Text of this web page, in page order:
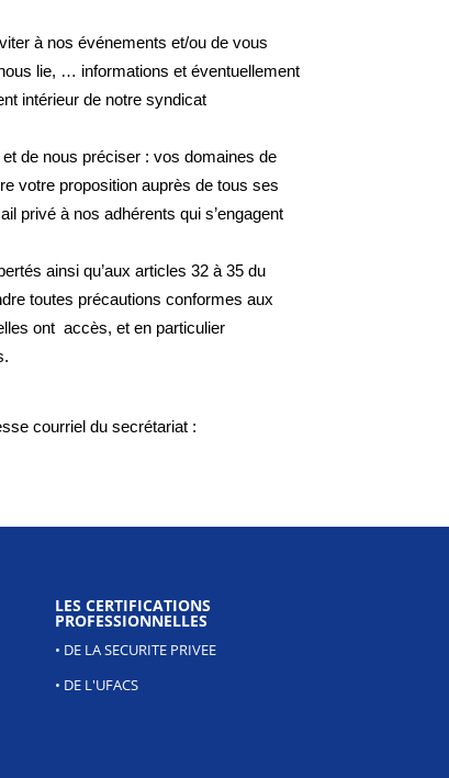
à nos événements et/ou de vous
lie, … informations et éventuellement
intérieur de notre syndicat
de nous préciser : vos domaines de
votre proposition auprès de tous ses
privé à nos adhérents qui s’engagent
ainsi qu’aux articles 32 à 35 du
toutes précautions conformes aux
ont accès, et en particulier
courriel du secrétariat :
LES CERTIFICATIONS
PROFESSIONNELLES
• DE LA SECURITE PRIVEE
• DE L'UFACS